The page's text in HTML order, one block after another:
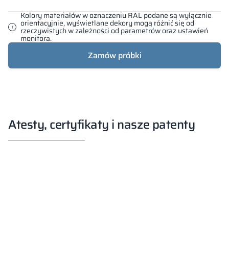
Kolory materiałów w oznaczeniu RAL podane są wyłącznie
orientacyjnie, wyświetlane dekory mogą różnić się od
rzeczywistych w zależności od parametrów oraz ustawień
monitora.
Zamów próbki
Atesty, certyfikaty i nasze patenty